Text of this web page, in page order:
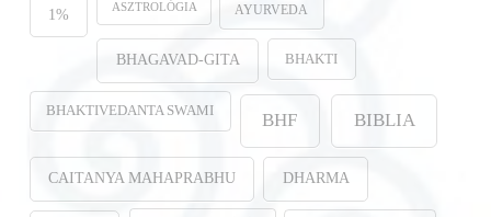
1% ASZTROLÓGIA AYURVEDA
BHAGAVAD-GITA BHAKTI
BHAKTIVEDANTA SWAMI BHF BIBLIA
CAITANYA MAHAPRABHU DHARMA